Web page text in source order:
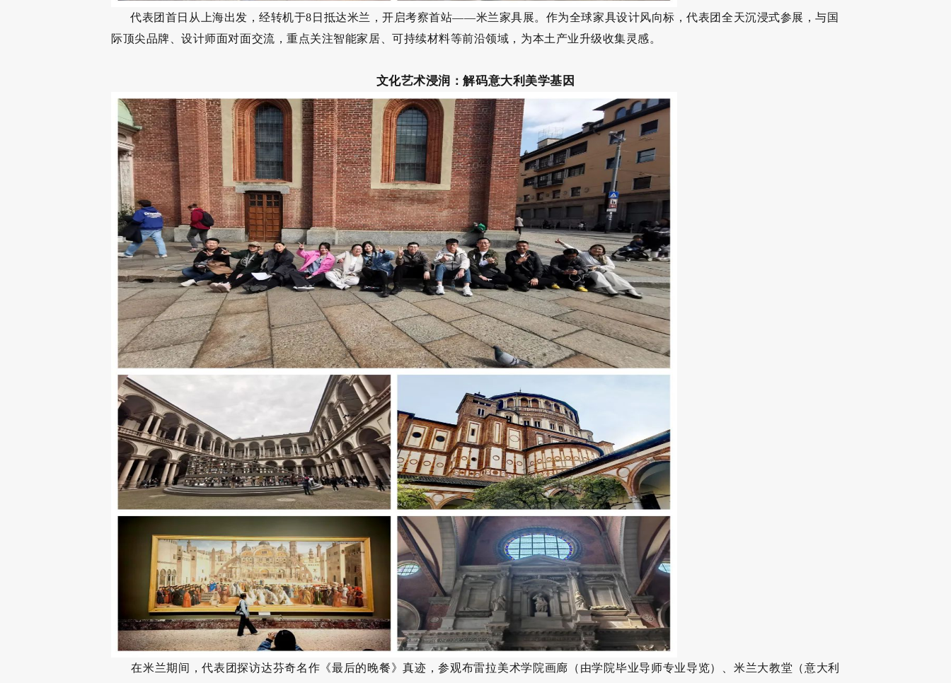
代表团首日从上海出发，经转机于8日抵达米兰，开启考察首站——米兰家具展。作为全球家具设计风向标，代表团全天沉浸式参展，与国
际顶尖品牌、设计师面对面交流，重点关注智能家居、可持续材料等前沿领域，为本土产业升级收集灵感。
文化艺术浸润：解码意大利美学基因
在米兰期间，代表团探访达芬奇名作《最后的晚餐》真迹，参观布雷拉美术学院画廊（由学院毕业导师专业导览）、米兰大教堂（意大利